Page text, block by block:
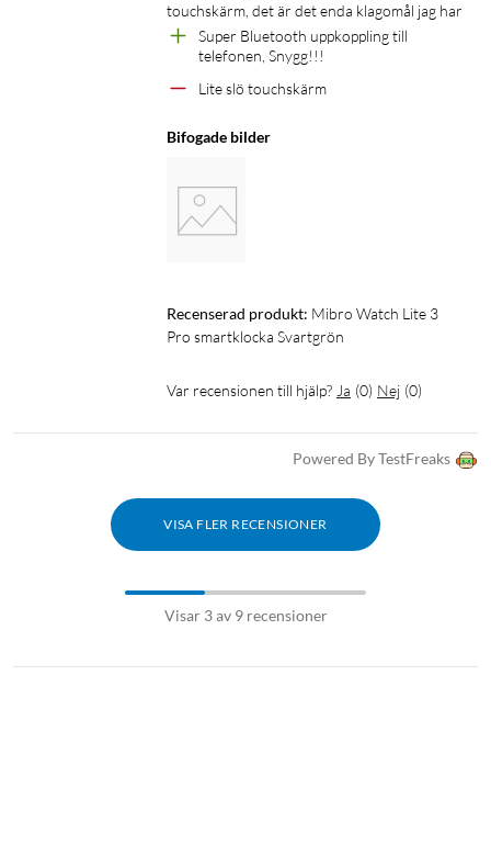
Super Bluetooth uppkoppling till
telefonen, Snygg!!!
Lite slö touchskärm
Bifogade bilder
Recenserad produkt: Mibro Watch Lite 3
Pro smartklocka Svartgrön
Var recensionen till hjälp? Ja (0) Nej (0)
Powered By TestFreaks
VISA FLER RECENSIONER
Visar 3 av 9 recensioner